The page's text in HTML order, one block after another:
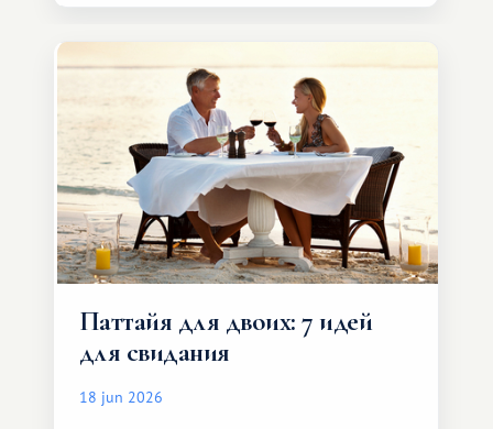
и спокойно доехать до курорта.
Паттайя для двоих: 7 идей
для свидания
18 jun 2026